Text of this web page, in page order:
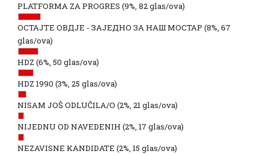
PLATFORMA ZA PROGRES (9%, 82 glas/ova)
ОСТАЈТЕ ОВДЈЕ - ЗАЈЕДНО ЗА НАШ МОСТАР (8%, 67
glas/ova)
HDZ (6%, 50 glas/ova)
HDZ 1990 (3%, 25 glas/ova)
NISAM JOŠ ODLUČILA/O (2%, 21 glas/ova)
NIJEDNU OD NAVEDENIH (2%, 17 glas/ova)
NEZAVISNE KANDIDATE (2%, 15 glas/ova)